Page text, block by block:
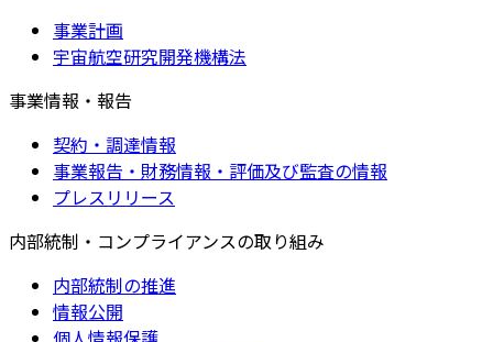
事業計画
宇宙航空研究開発機構法
事業情報・報告
契約・調達情報
事業報告・財務情報・評価及び監査の情報
プレスリリース
内部統制・コンプライアンスの取り組み
内部統制の推進
情報公開